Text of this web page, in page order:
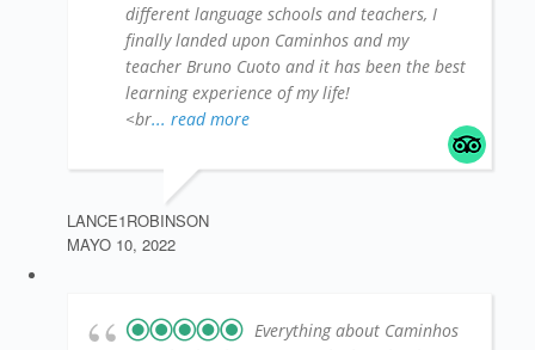
different language schools and teachers, I
finally landed upon Caminhos and my
teacher Bruno Cuoto and it has been the best
learning experience of my life!
<br... read more
LANCE1ROBINSON
MAYO 10, 2022
Everything about Caminhos